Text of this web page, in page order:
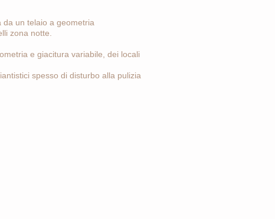
un telaio a geometria
zona notte.
e giacitura variabile, dei locali
spesso di disturbo alla pulizia